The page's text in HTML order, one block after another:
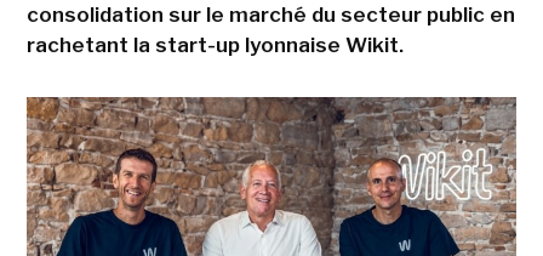
consolidation sur le marché du secteur public en
rachetant la start-up lyonnaise Wikit.